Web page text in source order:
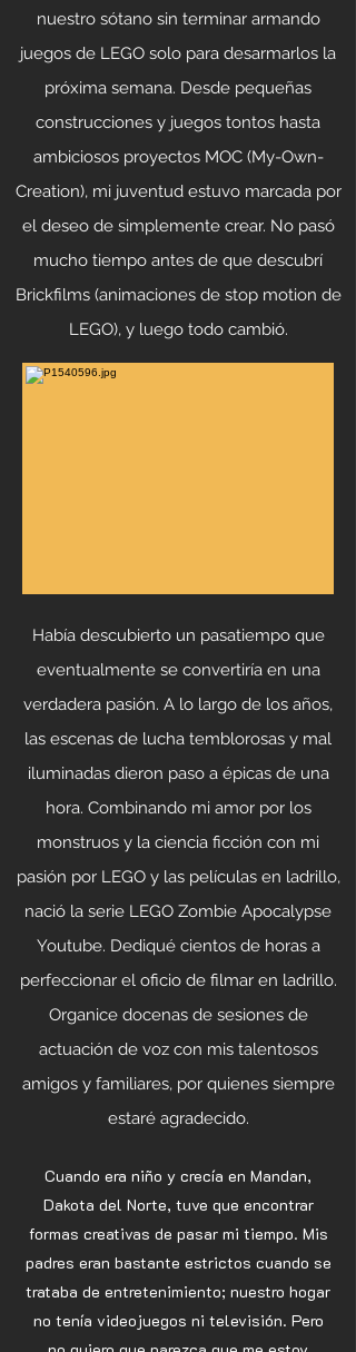
nuestro sótano sin terminar armando
juegos de LEGO solo para desarmarlos la
próxima semana. Desde pequeñas
construcciones y juegos tontos hasta
ambiciosos proyectos MOC (My-Own-
Creation), mi juventud estuvo marcada por
el deseo de simplemente crear. No pasó
mucho tiempo antes de que descubrí
Brickfilms (animaciones de stop motion de
LEGO), y luego todo cambió.
Había descubierto un pasatiempo que
eventualmente se convertiría en una
verdadera pasión. A lo largo de los años,
las escenas de lucha temblorosas y mal
iluminadas dieron paso a épicas de una
hora. Combinando mi amor por los
monstruos y la ciencia ficción con mi
pasión por LEGO y las películas en ladrillo,
nació la serie LEGO Zombie Apocalypse
Youtube. Dediqué cientos de horas a
perfeccionar el oficio de filmar en ladrillo.
Organice docenas de sesiones de
actuación de voz con mis talentosos
amigos y familiares, por quienes siempre
estaré agradecido.
Cuando era niño y crecía en Mandan,
Dakota del Norte, tuve que encontrar
formas creativas de pasar mi tiempo. Mis
padres eran bastante estrictos cuando se
trataba de entretenimiento; nuestro hogar
no tenía videojuegos ni televisión. Pero